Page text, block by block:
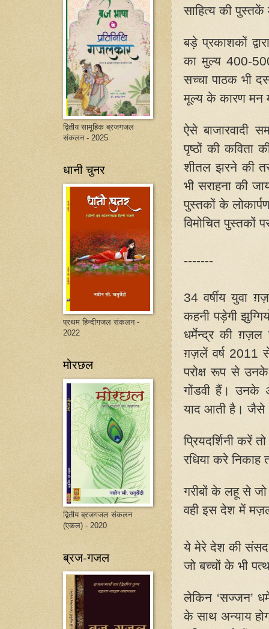
साहित्य की पुस्तकें
बड़े प्रकाशकों
का मुल्य400-
सच्चा पाठक भी
मूल्य के कारण मन
ऐसे बाजारवादी
पृष्ठों की कविता
शीतल झरने की
भी सराहना की
पुस्तकों के
विमोचित पुस्तकों
-------
34 वर्षीय युवा
कहनी पड़ेगी
धर्मेन्द्र की ग़ज़ल
ग़ज़लें वर्ष 2011
परोक्ष रूप से
गोंडवी हैं। उनके
याद आती है। जैसे
प्रियदर्शिनी करें
रधिया करे निकाह
गरीबों के लहू से
वही इस देश में
ये मेरे देश की संसद
जो बच्चों के भी
लेकिन ‘सज्जन’
के साथ अन्याय
द्वितीय सामूहिक ब्रजगजल
संकलन - 2025
धानी चुनर
प्रथम हिन्दीगजल संकलन -
2022
मोरछल
द्वितीय ब्रजगजल संकलन
(एकल) - 2020
ब्रज-गजल